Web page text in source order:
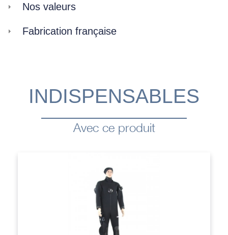
Nos valeurs
Fabrication française
INDISPENSABLES
Avec ce produit